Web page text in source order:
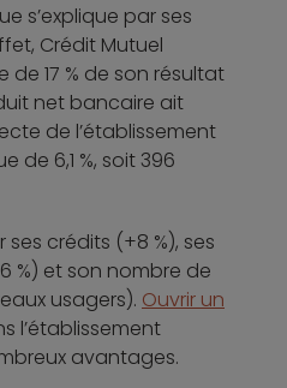
s’explique par ses
Crédit Mutuel
17 % de son résultat
net bancaire ait
de l’établissement
de 6,1 %, soit 396
crédits (+8 %), ses
%) et son nombre de
usagers). Ouvrir un
l’établissement
avantages.